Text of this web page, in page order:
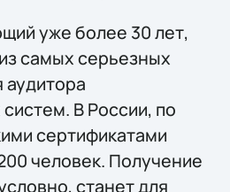
уже более 30 лет,
самых серьезных
аудитора
В России, по
сертификатами
человек. Получение
станет для